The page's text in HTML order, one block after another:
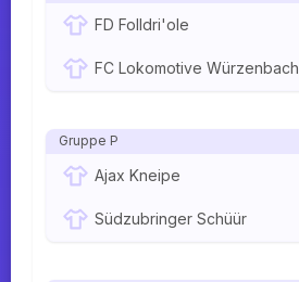
FD Folldri'ole
FC Lokomotive Würzenbach
Gruppe P
Ajax Kneipe
Südzubringer Schüür